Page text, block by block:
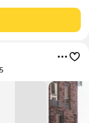
Григорьева,